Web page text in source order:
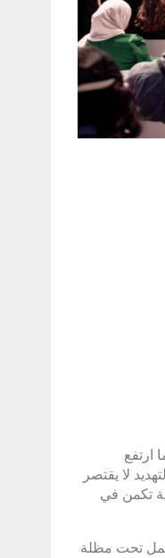
ارتفع
أن التهديد لا يقتصر
تكمن في
تحت مظلة